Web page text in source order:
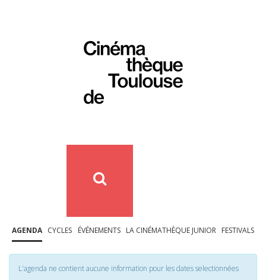
AGENDA CYCLES ÉVÉNEMENTS LA CINÉMATHÈQUE JUNIOR FESTIVALS
L'agenda ne contient aucune information pour les dates selectionnées